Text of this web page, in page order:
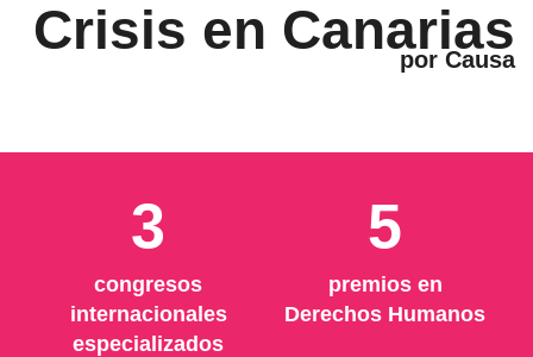
Crisis en Canarias
3
congresos
internacionales
especializados
5
premios en
Derechos Humanos